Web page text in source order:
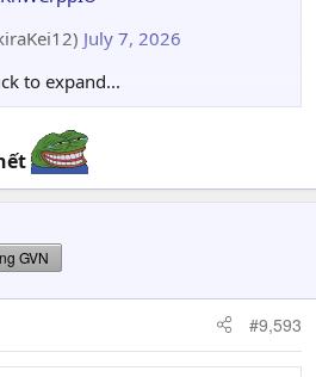
July 7, 2026
à?
to expand...
GVN
#9,593